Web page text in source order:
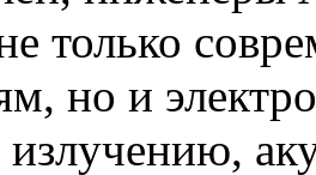
только
но и
излучению,